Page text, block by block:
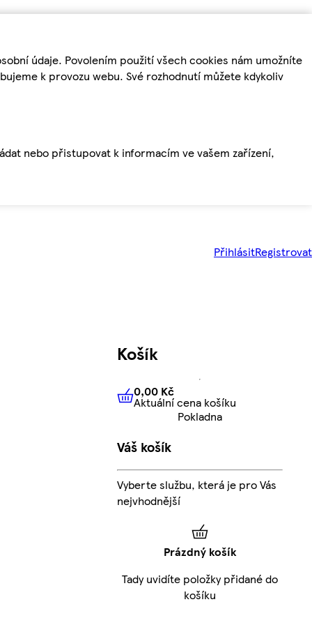
údaje. Povolením použití všech cookies nám umožníte
k provozu webu. Své rozhodnutí můžete kdykoliv
nebo přistupovat k informacím ve vašem zařízení,
PřihlásitRegistrovat
Košík
0,00 KčAktuální cena košíku
0,00 Kč
Aktuální cena košíku
Pokladna
Váš košík
Vyberte službu, která je pro Vás
nejvhodnější
Prázdný košík
Tady uvidíte položky přidané do
košíku